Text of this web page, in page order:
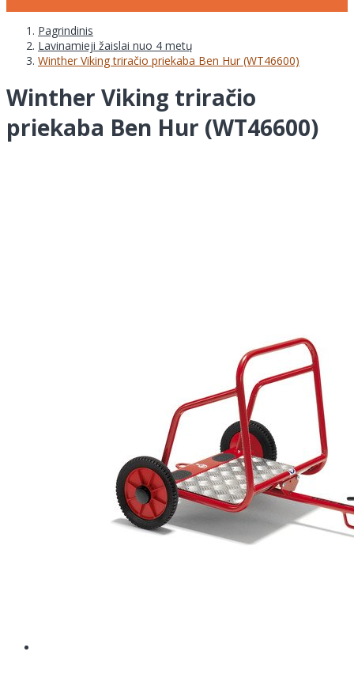
Pagrindinis
Lavinamieji žaislai nuo 4 metų
Winther Viking triračio priekaba Ben Hur (WT46600)
Winther Viking triračio
priekaba Ben Hur (WT46600)